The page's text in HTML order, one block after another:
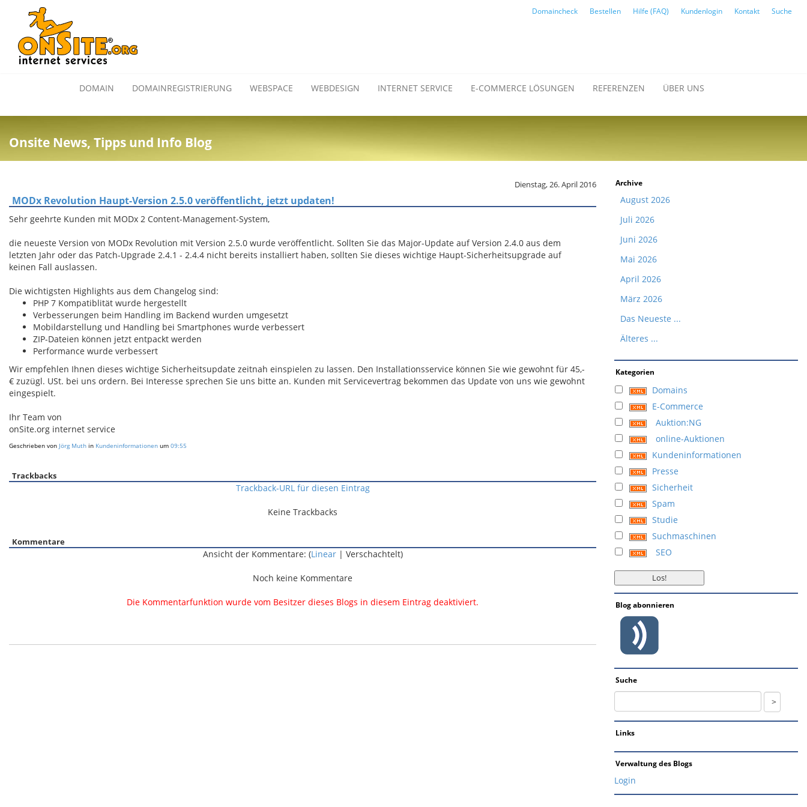
Domaincheck Bestellen Hilfe (FAQ) Kundenlogin Kontakt Suche
DOMAIN DOMAINREGISTRIERUNG WEBSPACE WEBDESIGN INTERNET SERVICE E-COMMERCE LÖSUNGEN REFERENZEN ÜBER UNS
Onsite News, Tipps und Info Blog
Dienstag, 26. April 2016
MODx Revolution Haupt-Version 2.5.0 veröffentlicht, jetzt updaten!
Sehr geehrte Kunden mit MODx 2 Content-Management-System,
die neueste Version von MODx Revolution mit Version 2.5.0 wurde veröffentlicht. Sollten Sie das Major-Update auf Version 2.4.0 aus dem
letzten Jahr oder das Patch-Upgrade 2.4.1 - 2.4.4 nicht bereits installiert haben, sollten Sie dieses wichtige Haupt-Sicherheitsupgrade auf
keinen Fall auslassen.
Die wichtigsten Highlights aus dem Changelog sind:
PHP 7 Kompatiblität wurde hergestellt
Verbesserungen beim Handling im Backend wurden umgesetzt
Mobildarstellung und Handling bei Smartphones wurde verbessert
ZIP-Dateien können jetzt entpackt werden
Performance wurde verbessert
Wir empfehlen Ihnen dieses wichtige Sicherheitsupdate zeitnah einspielen zu lassen. Den Installationsservice können Sie wie gewohnt für 45,-
€ zuzügl. USt. bei uns ordern. Bei Interesse sprechen Sie uns bitte an. Kunden mit Servicevertrag bekommen das Update von uns wie gewohnt
eingespielt.
Ihr Team von
onSite.org internet service
Geschrieben von Jörg Muth in Kundeninformationen um 09:55
Trackbacks
Trackback-URL für diesen Eintrag
Keine Trackbacks
Kommentare
Ansicht der Kommentare: (Linear| Verschachtelt)
Noch keine Kommentare
Die Kommentarfunktion wurde vom Besitzer dieses Blogs in diesem Eintrag deaktiviert.
Archive
August 2026
Juli 2026
Juni 2026
Mai 2026
April 2026
März 2026
Das Neueste ...
Älteres ...
Kategorien
Domains
E-Commerce
Auktion:NG
online-Auktionen
Kundeninformationen
Presse
Sicherheit
Spam
Studie
Suchmaschinen
SEO
Blog abonnieren
Suche
Links
Verwaltung des Blogs
Login